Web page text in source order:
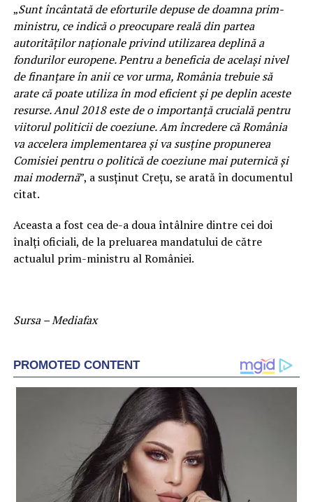
„Sunt încântată de eforturile depuse de doamna prim-
ministru, ce indică o preocupare reală din partea
autorităţilor naţionale privind utilizarea deplină a
fondurilor europene. Pentru a beneficia de acelaşi nivel
de finanţare în anii ce vor urma, România trebuie să
arate că poate utiliza în mod eficient şi pe deplin aceste
resurse. Anul 2018 este de o importanţă crucială pentru
viitorul politicii de coeziune. Am încredere că România
va accelera implementarea şi va susţine propunerea
Comisiei pentru o politică de coeziune mai puternică şi
mai modernă”, a susţinut Creţu, se arată în documentul
citat.
Aceasta a fost cea de-a doua întâlnire dintre cei doi
înalţi oficiali, de la preluarea mandatului de către
actualul prim-ministru al României.
Sursa – Mediafax